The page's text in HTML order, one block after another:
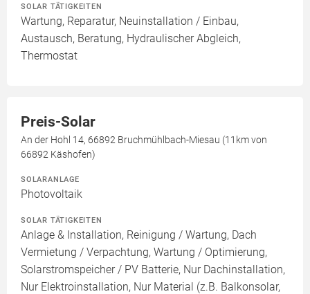
SOLAR TÄTIGKEITEN
Wartung, Reparatur, Neuinstallation / Einbau,
Austausch, Beratung, Hydraulischer Abgleich,
Thermostat
Preis-Solar
An der Hohl 14, 66892 Bruchmühlbach-Miesau (11km von
66892 Käshofen)
SOLARANLAGE
Photovoltaik
SOLAR TÄTIGKEITEN
Anlage & Installation, Reinigung / Wartung, Dach
Vermietung / Verpachtung, Wartung / Optimierung,
Solarstromspeicher / PV Batterie, Nur Dachinstallation,
Nur Elektroinstallation, Nur Material (z.B. Balkonsolar,